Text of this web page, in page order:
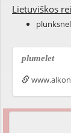
Lietuviškos
plumelet